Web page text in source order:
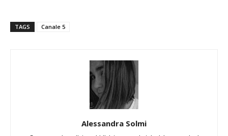
TAGS Canale 5
Alessandra Solmi